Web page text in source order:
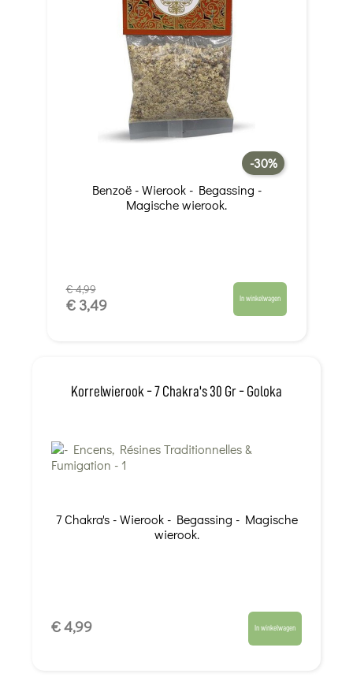
-30%
Benzoë - Wierook - Begassing -
Magische wierook.
€ 4,99
€ 3,49 In winkelwagen
Korrelwierook - 7 Chakra's 30 Gr - Goloka
7 Chakra's - Wierook - Begassing - Magische
wierook.
€ 4,99 In winkelwagen